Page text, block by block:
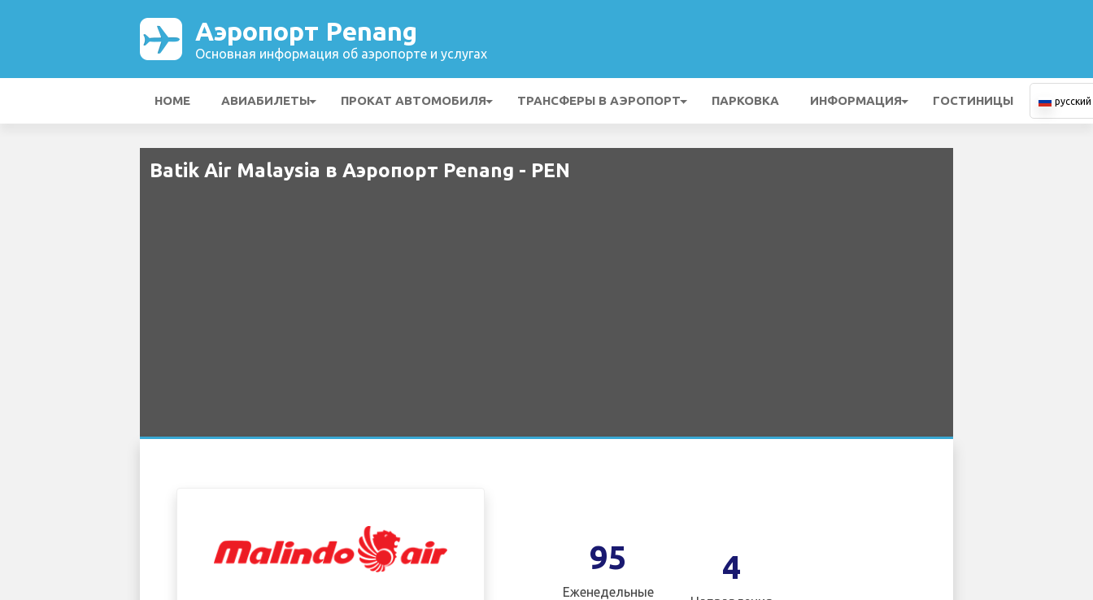
Аэропорт Penang
Основная информация об аэропорте и услугах
HOME АВИАБИЛЕТЫ ПРОКАТ АВТОМОБИЛЯ ТРАНСФЕРЫ В АЭРОПОРТ ПАРКОВКА ИНФОРМАЦИЯ ГОСТИНИЦЫ русский
Batik Air Malaysia в Аэропорт Penang - PEN
95
Еженедельные
4